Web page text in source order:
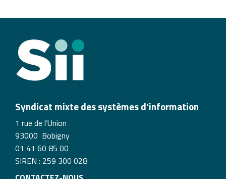
Syndicat mixte des systèmes d’information
1 rue de l’Union
93000 Bobigny
01 41 60 85 00
SIREN : 259 300 028